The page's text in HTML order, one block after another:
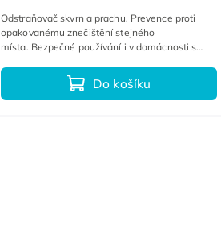
Do košíku
Odstraňovač skvrn a prachu. Prevence proti
opakovanému znečištění stejného
místa. Bezpečné používání i v domácnosti s